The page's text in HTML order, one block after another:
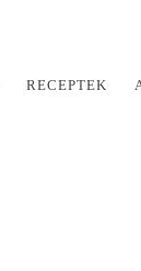
RECEPTEK